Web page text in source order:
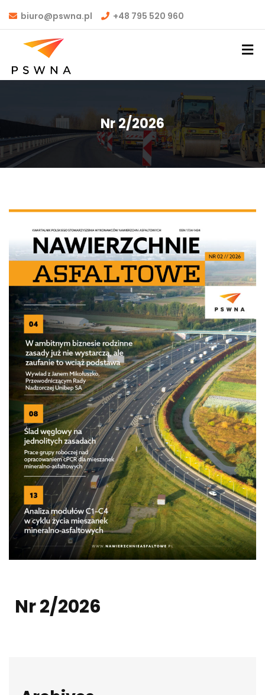
biuro@pswna.pl +48 795 520 960
Nr 2/2026
Nr 2/2026